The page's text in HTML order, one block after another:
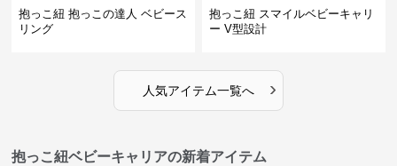
抱っこ紐 抱っこの達人 ベビース
リング
抱っこ紐 スマイルベビーキャリ
ー V型設計
人気アイテム一覧へ ›
抱っこ紐ベビーキャリアの新着アイテム